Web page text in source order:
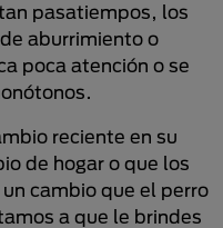
pasatiempos, los
aburrimiento o
poca atención o se
reciente en su
de hogar o que los
cambio que el perro
a que le brindes